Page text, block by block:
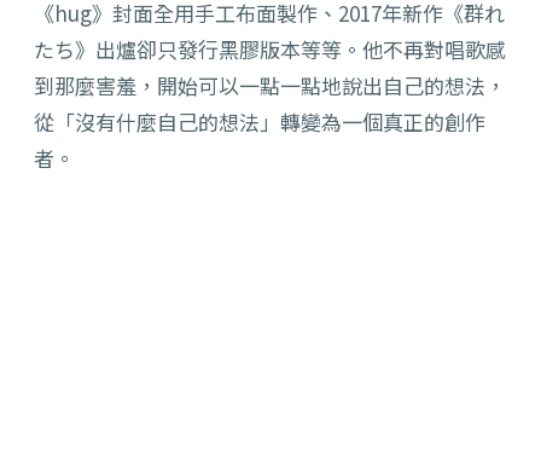
《hug》封面全用手工布面製作、2017年新作《群れ
たち》出爐卻只發行黑膠版本等等。他不再對唱歌感
到那麼害羞，開始可以一點一點地說出自己的想法，
從「沒有什麼自己的想法」轉變為一個真正的創作
者。